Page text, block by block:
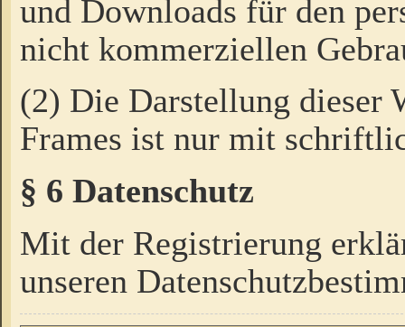
und Downloads für den
nicht kommerziellen
(2) Die Darstellung dieser
Frames ist nur mit
§ 6 Datenschutz
Mit der Registrierung
unseren